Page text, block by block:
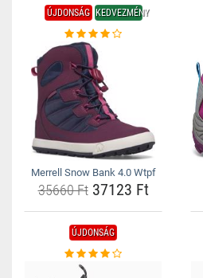
ÚJDONSÁG KEDVEZMÉNY
Merrell Snow Bank 4.0 Wtpf
35660 Ft37123 Ft
ÚJDONSÁG